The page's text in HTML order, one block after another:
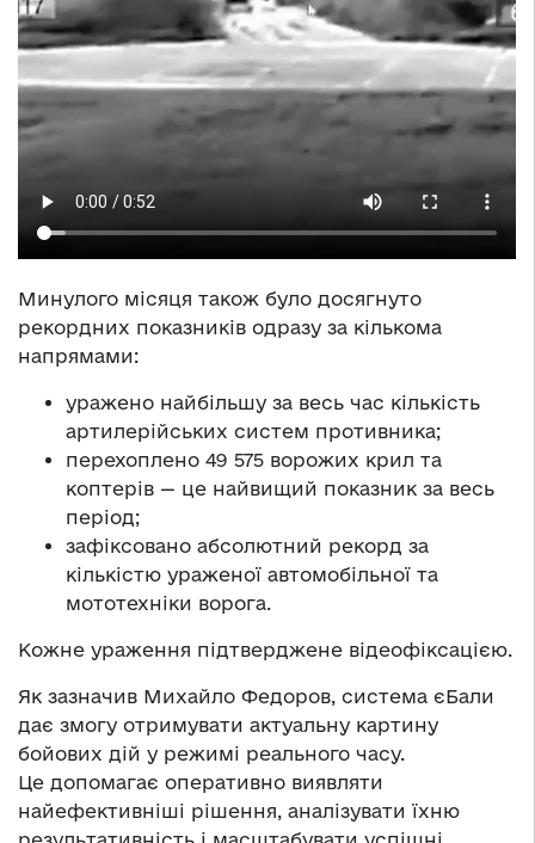
Минулого місяця також було досягнуто
рекордних показників одразу за кількома
напрямами:
уражено найбільшу за весь час кількість
артилерійських систем противника;
перехоплено 49 575 ворожих крил та
коптерів — це найвищий показник за весь
період;
зафіксовано абсолютний рекорд за
кількістю ураженої автомобільної та
мототехніки ворога.
Кожне ураження підтверджене відеофіксацією.
Як зазначив Михайло Федоров, система єБали
дає змогу отримувати актуальну картину
бойових дій у режимі реального часу.
Це допомагає оперативно виявляти
найефективніші рішення, аналізувати їхню